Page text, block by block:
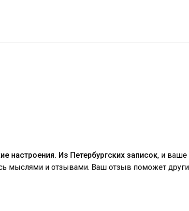
настроения. Из Петербургских записок, и
мыслями и отзывами. Ваш отзыв поможет